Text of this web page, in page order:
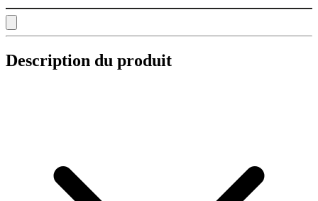
Description du produit